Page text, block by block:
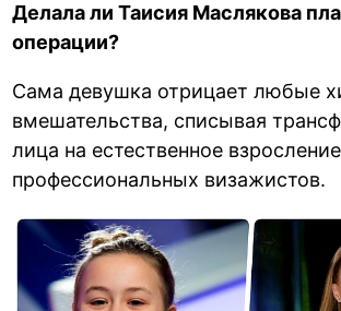
Делала ли Таисия Маслякова
операции?
Сама девушка отрицает любые
вмешательства, списывая
лица на естественное
профессиональных визажистов.